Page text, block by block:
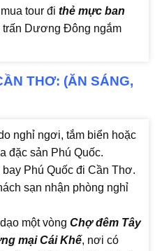
tour đi thẻ mực ban
trấn Dương Đông ngắm
THƠ: (ĂN SÁNG,
nghỉ ngơi, tắm biển hoặc
đặc sản Phú Quốc.
Phú Quốc đi Cần Thơ.
sạn nhận phòng nghỉ
một vòng Chợ đêm Tây
mại Cái Khế, nơi có